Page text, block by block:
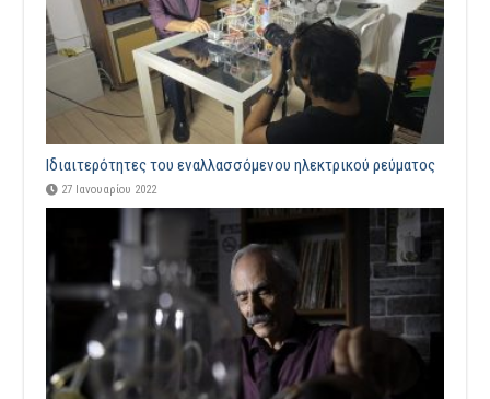
Ιδιαιτερότητες του εναλλασσόμενου ηλεκτρικού ρεύματος
27 Ιανουαρίου 2022